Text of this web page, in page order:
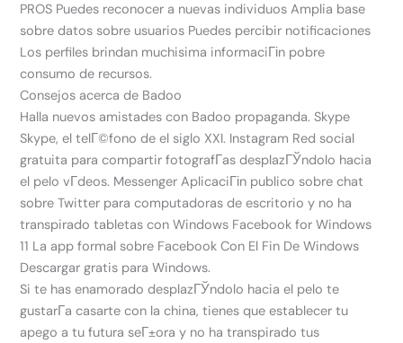
PROS Puedes reconocer a nuevas individuos Amplia base
sobre datos sobre usuarios Puedes percibir notificaciones
Los perfiles brindan muchisima informaciГіn pobre
consumo de recursos.
Consejos acerca de Badoo
Halla nuevos amistades con Badoo propaganda. Skype
Skype, el telГ©fono de el siglo XXI. Instagram Red social
gratuita para compartir fotografГ­as desplazГЎndolo hacia
el pelo vГ­deos. Messenger AplicaciГіn publico sobre chat
sobre Twitter para computadoras de escritorio y no ha
transpirado tabletas con Windows Facebook for Windows
11 La app formal sobre Facebook Con El Fin De Windows
Descargar gratis para Windows.
Si te has enamorado desplazГЎndolo hacia el pelo te
gustarГ­a casarte con la china, tienes que establecer tu
apego a tu futura seГ±ora y no ha transpirado tus